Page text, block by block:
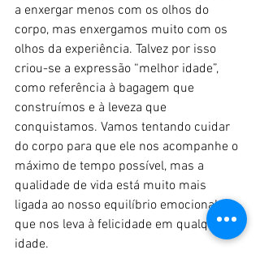
a enxergar menos com os olhos do
corpo, mas enxergamos muito com os
olhos da experiência. Talvez por isso
criou-se a expressão “melhor idade”,
como referência à bagagem que
construímos e à leveza que
conquistamos. Vamos tentando cuidar
do corpo para que ele nos acompanhe o
máximo de tempo possível, mas a
qualidade de vida está muito mais
ligada ao nosso equilíbrio emocional,
que nos leva à felicidade em qualquer
idade.